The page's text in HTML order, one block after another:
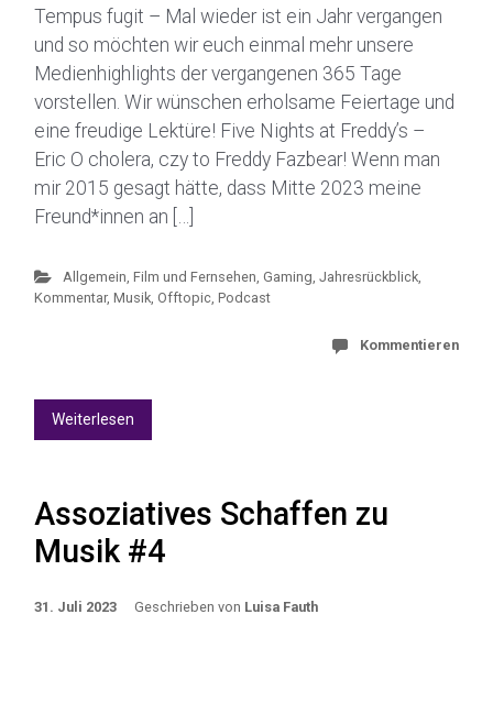
Tempus fugit – Mal wieder ist ein Jahr vergangen
und so möchten wir euch einmal mehr unsere
Medienhighlights der vergangenen 365 Tage
vorstellen. Wir wünschen erholsame Feiertage und
eine freudige Lektüre! Five Nights at Freddy’s –
Eric O cholera, czy to Freddy Fazbear! Wenn man
mir 2015 gesagt hätte, dass Mitte 2023 meine
Freund*innen an […]
Allgemein Film und Fernsehen Gaming Jahresrückblick,
Kommentar, Musik Offtopic Podcast
Kommentieren
Weiterlesen
Assoziatives Schaffen zu
Musik #4
31. Juli 2023 Geschrieben von Luisa Fauth